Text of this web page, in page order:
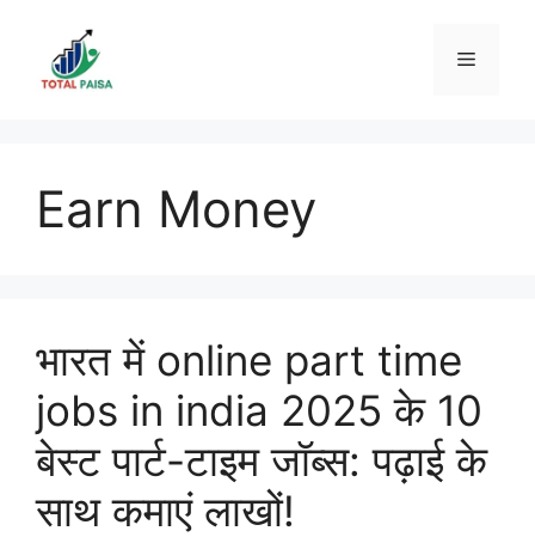
content
Menu
Earn Money
भारत में online part time
jobs in india 2025 के 10
बेस्ट पार्ट-टाइम जॉब्स: पढ़ाई के
साथ कमाएं लाखों!